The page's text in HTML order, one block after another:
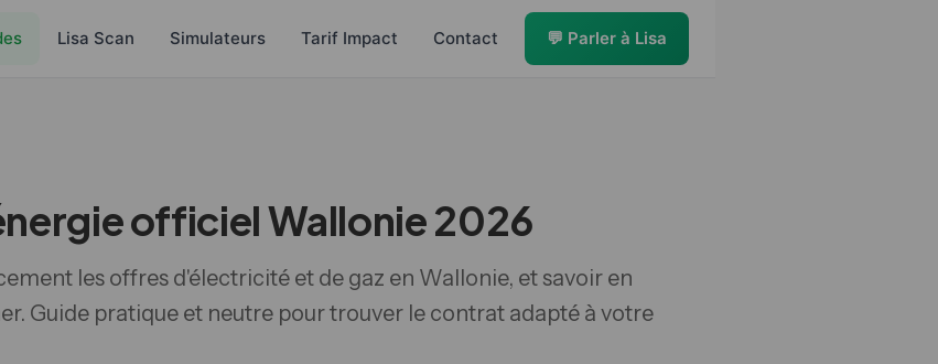
Lisa Scan Simulateurs Tarif Impact Contact 💬 Parler à Lisa
officiel Wallonie 2026
les offres d'électricité et de gaz en Wallonie, et savoir en
Guide pratique et neutre pour trouver le contrat adapté à votre